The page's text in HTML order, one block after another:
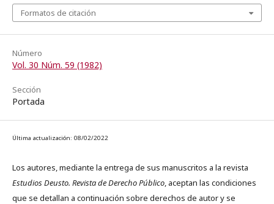
Formatos de citación
Número
Vol. 30 Núm. 59 (1982)
Sección
Portada
Última actualización: 08/02/2022
Los autores, mediante la entrega de sus manuscritos a la revista
Estudios Deusto. Revista de Derecho Público, aceptan las condiciones
que se detallan a continuación sobre derechos de autor y se